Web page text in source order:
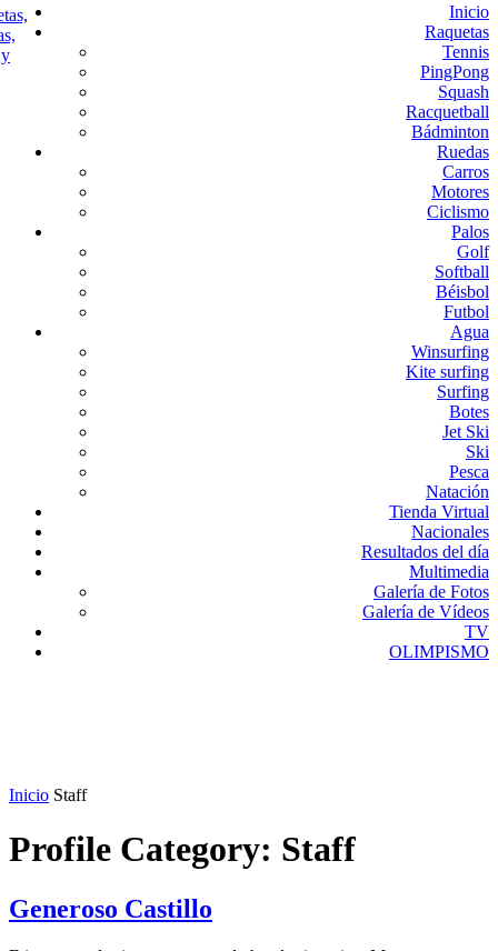
Inicio
Raquetas
Tennis
PingPong
Squash
Racquetball
Bádminton
Ruedas
Carros
Motores
Ciclismo
Palos
Golf
Softball
Béisbol
Futbol
Agua
Winsurfing
Kite surfing
Surfing
Botes
Jet Ski
Ski
Pesca
Natación
Tienda Virtual
Nacionales
Resultados del día
Multimedia
Galería de Fotos
Galería de Vídeos
TV
OLIMPISMO
Inicio Staff
Profile Category: Staff
Generoso Castillo